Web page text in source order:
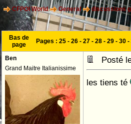
CFPOI World General discussions
Bas de
page
Pages : 25 - 26 - 27 - 28 - 29 - 30 -
Ben
Grand Maitre Italianissime
Posté
les tiens té